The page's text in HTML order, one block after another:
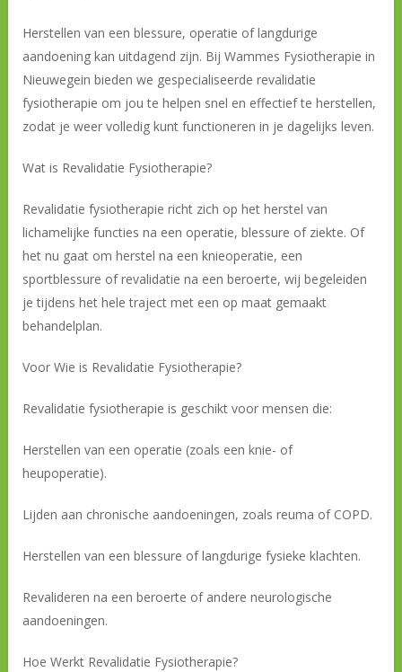
Herstellen van een blessure, operatie of langdurige
aandoening kan uitdagend zijn. Bij Wammes Fysiotherapie in
Nieuwegein bieden we gespecialiseerde revalidatie
fysiotherapie om jou te helpen snel en effectief te herstellen,
zodat je weer volledig kunt functioneren in je dagelijks leven.
Wat is Revalidatie Fysiotherapie?
Revalidatie fysiotherapie richt zich op het herstel van
lichamelijke functies na een operatie, blessure of ziekte. Of
het nu gaat om herstel na een knieoperatie, een
sportblessure of revalidatie na een beroerte, wij begeleiden
je tijdens het hele traject met een op maat gemaakt
behandelplan.
Voor Wie is Revalidatie Fysiotherapie?
Revalidatie fysiotherapie is geschikt voor mensen die:
Herstellen van een operatie (zoals een knie- of
heupoperatie).
Lijden aan chronische aandoeningen, zoals reuma of COPD.
Herstellen van een blessure of langdurige fysieke klachten.
Revalideren na een beroerte of andere neurologische
aandoeningen.
Hoe Werkt Revalidatie Fysiotherapie?